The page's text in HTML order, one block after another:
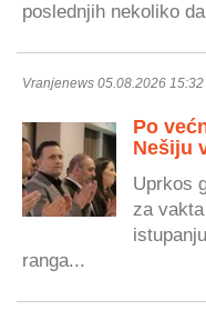
poslednjih nekoliko
Vranjenews 05.08.2026 15:32
Po
Nešiju
Uprkos
za
ranga...